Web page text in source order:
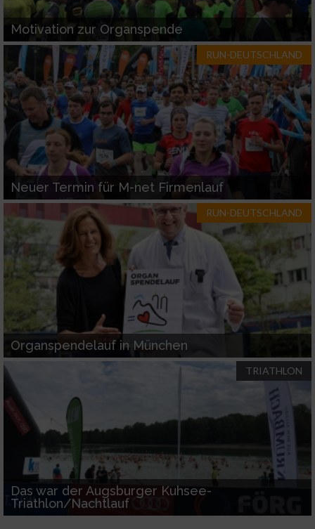
Motivation zur Organspende
RUN-DEUTSCHLAND
Neuer Termin für M-net Firmenlauf
RUN-DEUTSCHLAND
Organspendelauf in München
TRIATHLON
Das war der Augsburger Kuhsee-
Triathlon/Nachtlauf
Verwendung reduzierter Daten zur Auswahl
von Inhalten
IAB-Besonderheiten:
Verwendung genauer Standortdaten
Geräte anhand von aktiv angeforderten
Informationen identifizieren
Nicht-IAB-Verarbeitungszwecke:
Notwendig
Performance
Funktional
Werbung